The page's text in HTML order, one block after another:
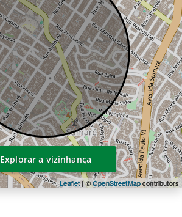
Leaflet| ©OpenStreetMapcontributors
Explorar a vizinhança